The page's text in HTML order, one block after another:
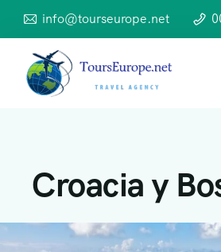
info@tourseurope.net
Croacia y